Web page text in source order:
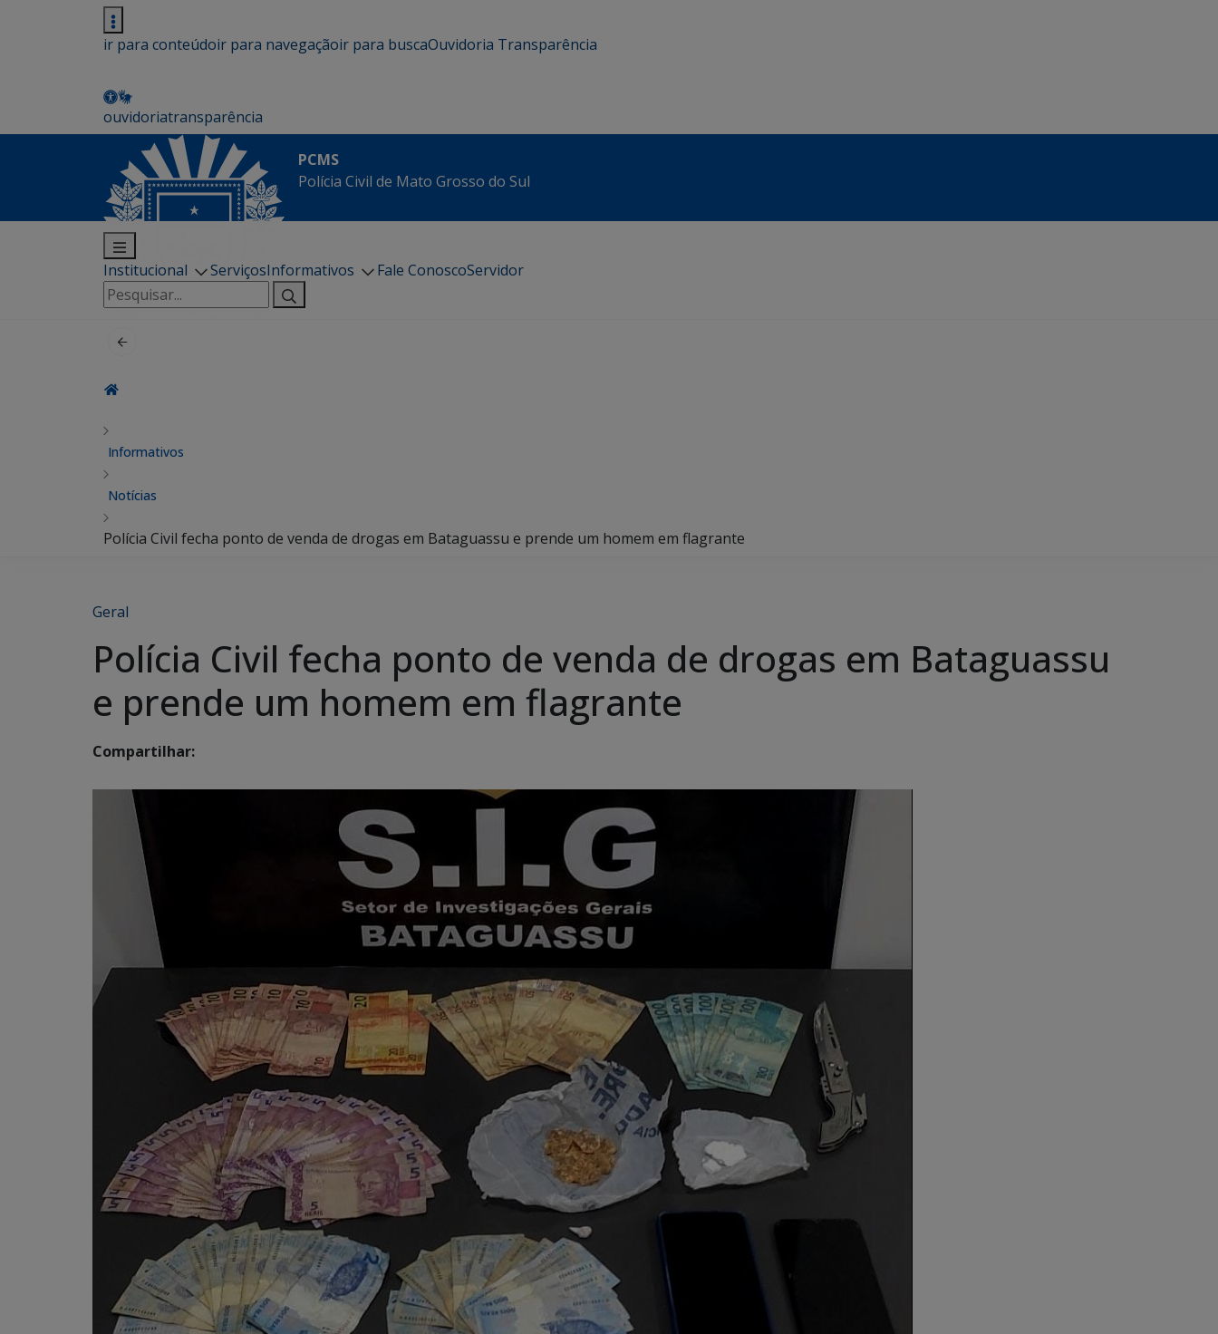
ir para conteúdoir para navegaçãoir para buscaOuvidoria Transparência
ouvidoriatransparência
PCMS
Polícia Civil de Mato Grosso do Sul
Institucional ServiçosInformativos Fale ConoscoServidor
Pesquisar
por:
Informativos
Notícias
Polícia Civil fecha ponto de venda de drogas em Bataguassu e prende um homem em flagrante
Geral
Polícia Civil fecha ponto de venda de drogas em Bataguassu
e prende um homem em flagrante
Compartilhar: